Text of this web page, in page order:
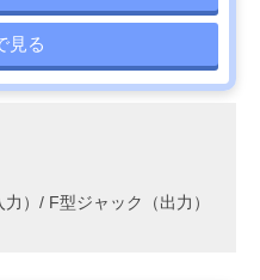
見る
力）/ F型ジャック（出力）